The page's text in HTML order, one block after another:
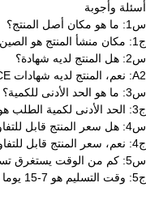
أسئلة وأجوبة
س1: ما هو مكان أصل المنتج؟
ج1: مكان منشأ المنتج هو الصين.
س2: هل المنتج لديه شهادة؟
A2: نعم، المنتج لديه شهادات CE و ISO.
س3: ما هو الحد الأدنى للكمية؟
ج3: الحد الأدنى لكمية الطلب هو مجموعة واحدة.
س4: هل سعر المنتج قابل للتفاوض؟
ج4: نعم، سعر المنتج قابل للتفاوض.
س5: كم من الوقت يستغرق تسليم المنتج؟
ج5: وقت التسليم هو 7-15 يوما عمل.